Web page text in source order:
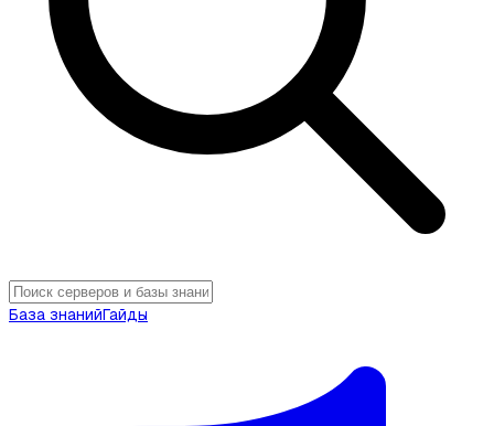
База знанийГайды